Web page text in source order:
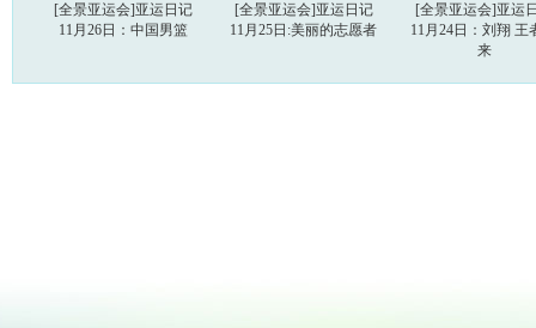
[全景亚运会]亚运日记
11月26日：中国男篮
[全景亚运会]亚运日记
11月25日:美丽的志愿者
[全景亚运会]亚运
11月24日：刘翔 王
来